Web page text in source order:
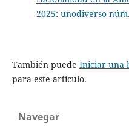
2025: unodiverso
También puede Iniciar una
para este artículo.
Navegar